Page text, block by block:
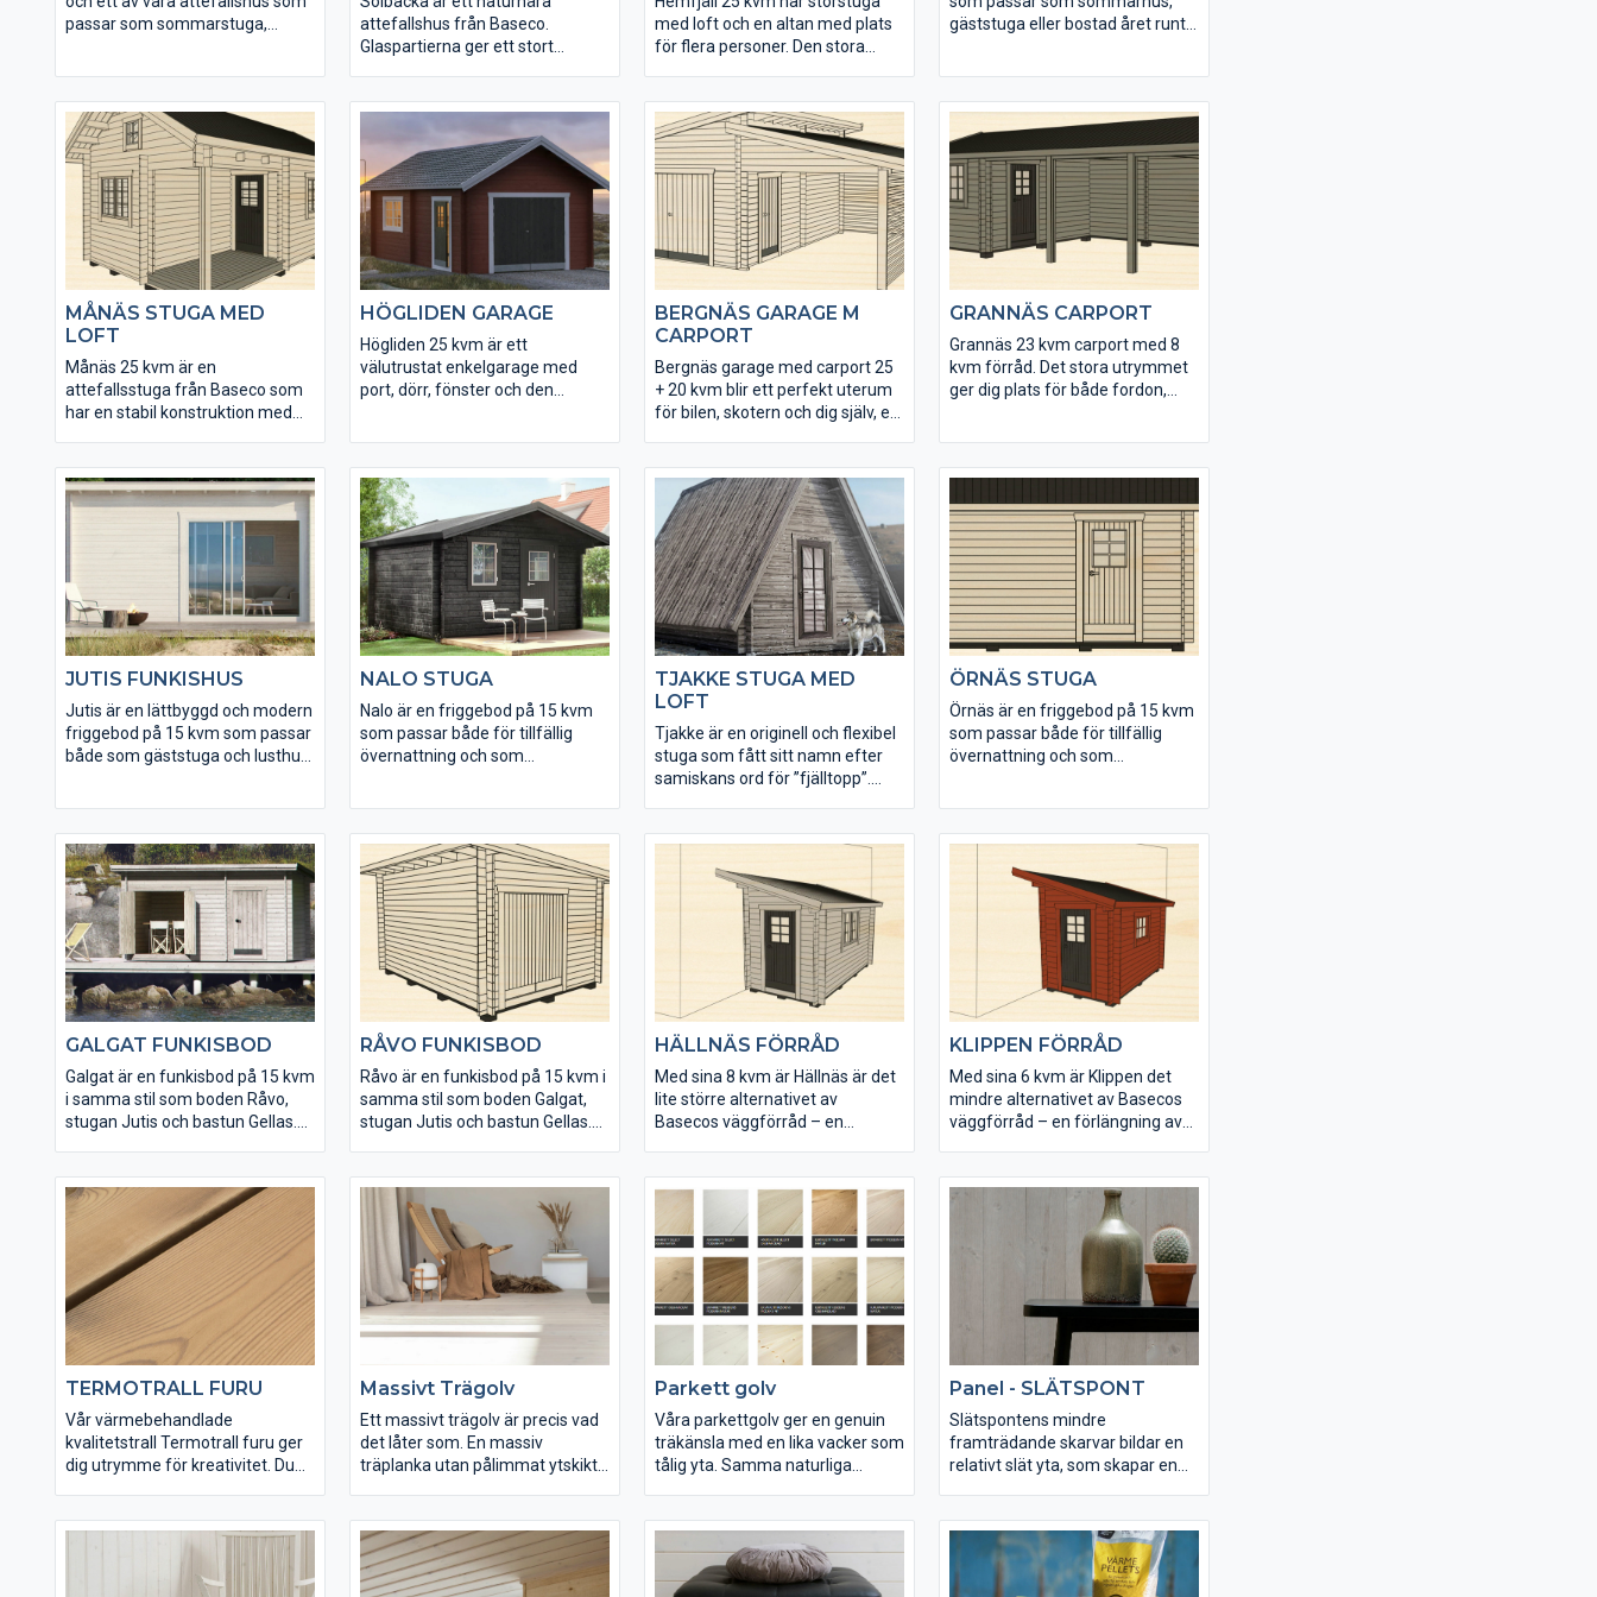
passar som sommarstuga,
vare loftet ligger golvytan på hela
35 kvm vilket ger gott om
utrymme. Konstruktionen och
virkeskvaliteten är lika gedigen
som i Basecos övriga sortiment
av små hus och förråd. Fönster
och ytterdörr levereras isolerade.
attefallshus från Baseco.
Glaspartierna ger ett stort
självförsörjande på el genom
solpaneler. Den inglasade delen
passar perfekt som växthus eller
uterum. Till Solbacka har vi
många tillval och tillbehör, som
gör det lätt att göra stugan till din
egen. Inklusive loftet får du en
total golvyta på 35 kvm.
med loft och en altan med plats
för flera personer. Den stora
på stugans hela golv- och
altanyta, som totalt blir 35 kvm.
Skapa din egen stuga genom
våra olika tillbehöspalet.
gäststuga eller bostad året runt.
Bure är en rejält dimensionerad
stuga som du kan göra din egen
genom något av våra
tillbehöspaket.
MÅNÄS STUGA MED
LOFT
Månäs 25 kvm är en
attefallsstuga från Baseco som
har en stabil konstruktion med
altan och rymligt loft inne.
Stugan har en spännande
planlösning och du får totalt 35
Månäs kan du välja bland många
tillval och tillbehör för att sätta
din personliga prägel.
HÖGLIDEN GARAGE
Högliden 25 kvm är ett
välutrustat enkelgarage med
port, dörr, fönster och den
obehandlad i rejäla dimensioner
och stabil konstruktion.
BERGNÄS GARAGE M
CARPORT
Bergnäs garage med carport 25
+ 20 kvm blir ett perfekt uterum
för bilen, skotern och dig själv, en
olika tillbehörspaket. Garaget
levereras obehandlad i rejäla
dimensioner och stabil
konstruktion.
GRANNÄS CARPORT
Grannäs 23 kvm carport med 8
kvm förråd. Det stora utrymmet
ger dig plats för både fordon,
levereras obehandlad i rejäla
dimensioner och stabil
konstruktion.
JUTIS FUNKISHUS
Jutis är en lättbyggd och modern
friggebod på 15 kvm som passar
både som gäststuga och lusthus.
NALO STUGA
Nalo är en friggebod på 15 kvm
som passar både för tillfällig
övernattning och som
TJAKKE STUGA MED
LOFT
Tjakke är en originell och flexibel
stuga som fått sitt namn efter
samiskans ord för ”fjälltopp”.
kan välja att placera en
mellanvägg i stugan, för att till
exempel avgränsa mellan relax
ÖRNÄS STUGA
Örnäs är en friggebod på 15 kvm
som passar både för tillfällig
övernattning och som
GALGAT FUNKISBOD
Galgat är en funkisbod på 15 kvm
i samma stil som boden Råvo,
stugan Jutis och bastun Gellas.
RÅVO FUNKISBOD
Råvo är en funkisbod på 15 kvm i
samma stil som boden Galgat,
stugan Jutis och bastun Gellas.
HÄLLNÄS FÖRRÅD
Med sina 8 kvm är Hällnäs är det
lite större alternativet av
Basecos väggförråd – en
förvaring. Förrådet kan även
monteras fristående.
KLIPPEN FÖRRÅD
Med sina 6 kvm är Klippen det
mindre alternativet av Basecos
väggförråd – en förlängning av
även monteras fristående.
TERMOTRALL FURU
Vår värmebehandlade
kvalitetstrall Termotrall furu ger
dig utrymme för kreativitet. Du
behålla kulören eller lämna träet
obehandlat om du föredrar den
Massivt Trägolv
Ett massivt trägolv är precis vad
det låter som. En massiv
träplanka utan pålimmat ytskikt.
våra omgivningar. Långa kalla
vintrar ger trä med täta årsringar,
något som i sin tur ger ett hårt
Parkett golv
Våra parkettgolv ger en genuin
träkänsla med en lika vacker som
tålig yta. Samma naturliga
hårdvaxolja som ger ett
motståndskraftigt skydd mot
smuts och spill. Slitskiktet är ca 4
Panel - SLÄTSPONT
Slätspontens mindre
framträdande skarvar bildar en
relativt slät yta, som skapar en
behåller sin form och sitt
utseende. Panelen kan du köpa
obehandlad eller i färgerna vit,